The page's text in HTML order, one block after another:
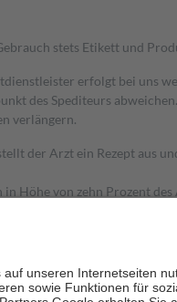
stets Etikett und
erfolgt bei uns
des Spediteurs
verlängern.
der Arzt ein Rezept aus
Höhe von zehn Prozent des
Apotheken.
eigene Gesundheit zu
18. Lebensjahr mit